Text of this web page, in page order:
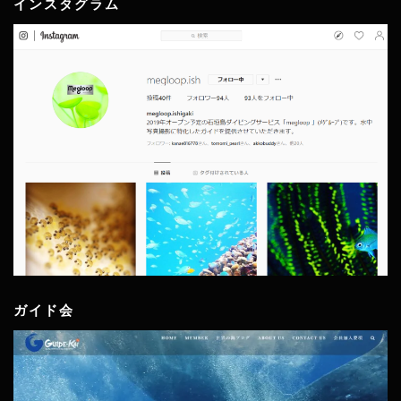
インスタグラム
ガイド会